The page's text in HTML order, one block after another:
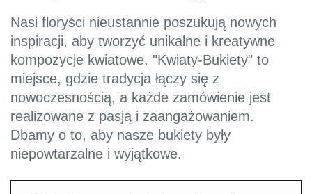
Nasi floryści nieustannie poszukują nowych
inspiracji, aby tworzyć unikalne i kreatywne
kompozycje kwiatowe. "Kwiaty-Bukiety" to
miejsce, gdzie tradycja łączy się z
nowoczesnością, a każde zamówienie jest
realizowane z pasją i zaangażowaniem.
Dbamy o to, aby nasze bukiety były
niepowtarzalne i wyjątkowe.